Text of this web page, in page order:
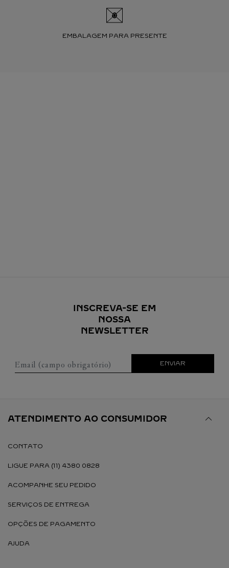
EMBALAGEM PARA PRESENTE
INSCREVA-SE EM
NOSSA
NEWSLETTER
Email (campo obrigatório) ENVIAR
ATENDIMENTO AO CONSUMIDOR
CONTATO
LIGUE PARA (11) 4380 0828
ACOMPANHE SEU PEDIDO
SERVIÇOS DE ENTREGA
OPÇÕES DE PAGAMENTO
AJUDA